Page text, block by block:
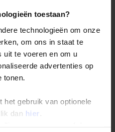
toestaan?
technologieën om onze
om ons in staat te
te voeren en om u
advertenties op
het gebruik van optionele
dan hier